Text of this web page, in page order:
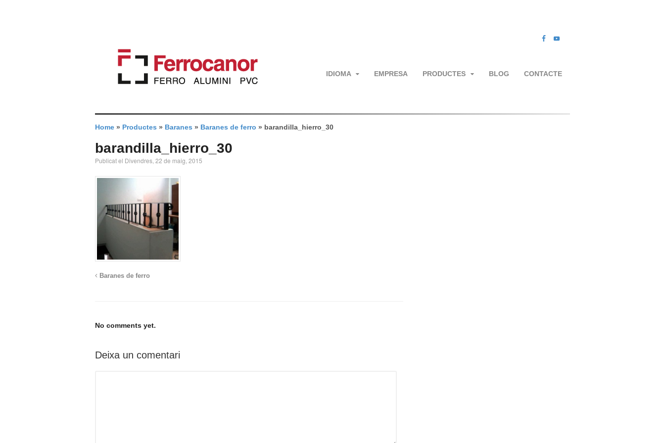
IDIOMA EMPRESA PRODUCTES BLOG CONTACTE
Home » Productes » Baranes » Baranes de ferro » barandilla_hierro_30
barandilla_hierro_30
Publicat el Divendres, 22 de maig, 2015
Baranes de ferro
No comments yet.
Deixa un comentari